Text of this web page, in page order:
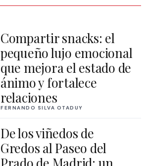
Compartir snacks: el
pequeño lujo emocional
que mejora el estado de
ánimo y fortalece
relaciones
FERNANDO SILVA OTADUY
De los viñedos de
Gredos al Paseo del
Prado de Madrid: un